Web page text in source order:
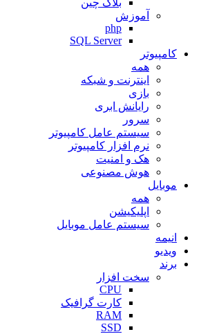
بلاک چین
آموزش
php
SQL Server
کامپیوتر
همه
اینترنت و شبکه
بازی
رایانش ابری
سرور
سیستم عامل کامپیوتر
نرم افزار کامپیوتر
هک و امنیت
هوش مصنوعی
موبایل
همه
اپلیکیشن
سیستم عامل موبایل
انیمه
ویدیو
برند
سخت افزار
CPU
کارت گرافیک
RAM
SSD